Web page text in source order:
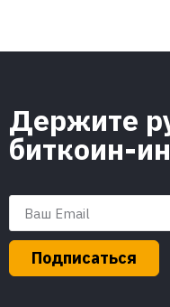
Держите
биткоин-
Подписаться